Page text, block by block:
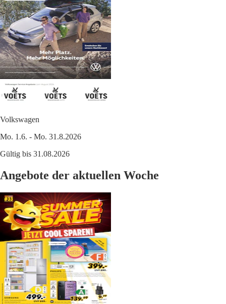
Volkswagen
Mo. 1.6. - Mo. 31.8.2026
Gültig bis 31.08.2026
Angebote der aktuellen Woche